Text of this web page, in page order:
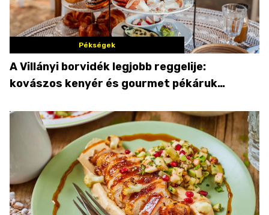
Pékségek
A Villányi borvidék legjobb reggelije:
kovászos kenyér és gourmet pékáruk